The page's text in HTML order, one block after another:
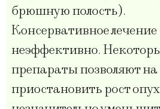
брюшную полость).
Консервативное
неэффективно.
препараты позволяют
приостановить рост